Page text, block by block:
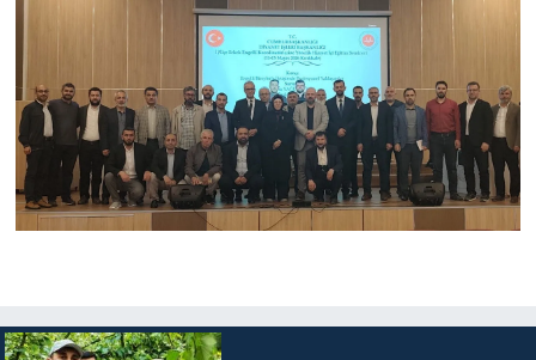
Konya Müftülüğü
Kütahya Müftülüğü
Malatya Müftülüğü
Manisa Müftülüğü
Mersin Müftülüğü